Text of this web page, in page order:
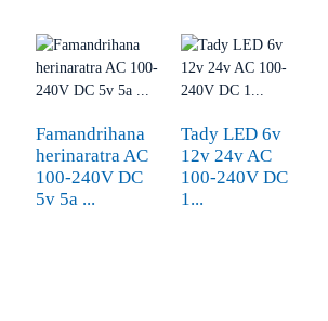
Famandrihana
herinaratra AC
100-240V DC
5v 5a ...
Tady LED 6v
12v 24v AC
100-240V DC
1...